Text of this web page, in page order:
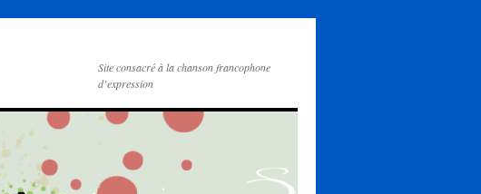
Site consacré à la chanson francophone
d’expression